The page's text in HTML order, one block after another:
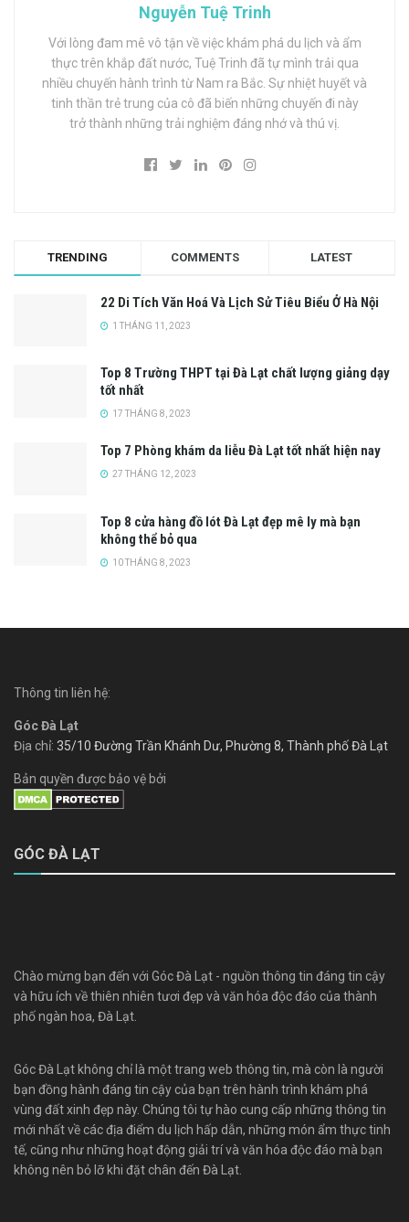
Nguyễn Tuệ Trinh
Với lòng đam mê vô tận về việc khám phá du lịch và ẩm
thực trên khắp đất nước, Tuệ Trinh đã tự mình trải qua
nhiều chuyến hành trình từ Nam ra Bắc. Sự nhiệt huyết và
tinh thần trẻ trung của cô đã biến những chuyến đi này
trở thành những trải nghiệm đáng nhớ và thú vị.
TRENDING COMMENTS LATEST
22 Di Tích Văn Hoá Và Lịch Sử Tiêu Biểu Ở Hà Nội
1 THÁNG 11, 2023
Top 8 Trường THPT tại Đà Lạt chất lượng giảng dạy
tốt nhất
17 THÁNG 8, 2023
Top 7 Phòng khám da liễu Đà Lạt tốt nhất hiện nay
27 THÁNG 12, 2023
Top 8 cửa hàng đồ lót Đà Lạt đẹp mê ly mà bạn
không thể bỏ qua
10 THÁNG 8, 2023
Thông tin liên hệ:
Góc Đà Lạt
Địa chỉ: 35/10 Đường Trần Khánh Dư, Phường 8, Thành phố Đà Lạt
Bản quyền được bảo vệ bởi
GÓC ĐÀ LẠT
Chào mừng bạn đến với Góc Đà Lạt - nguồn thông tin đáng tin cậy
và hữu ích về thiên nhiên tươi đẹp và văn hóa độc đáo của thành
phố ngàn hoa, Đà Lạt.
Góc Đà Lạt không chỉ là một trang web thông tin, mà còn là người
bạn đồng hành đáng tin cậy của bạn trên hành trình khám phá
vùng đất xinh đẹp này. Chúng tôi tự hào cung cấp những thông tin
mới nhất về các địa điểm du lịch hấp dẫn, những món ẩm thực tinh
tế, cũng như những hoạt động giải trí và văn hóa độc đáo mà bạn
không nên bỏ lỡ khi đặt chân đến Đà Lạt.